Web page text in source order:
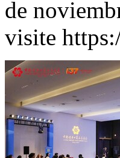
de
visite